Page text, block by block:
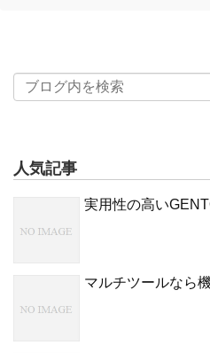
人気記事
実用性の高い
マルチツールなら